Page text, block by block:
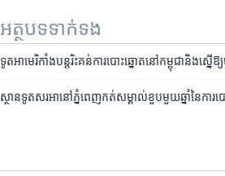
អត្ថបទ​ទាក់ទង
ទូត​អាមេរិកាំង​បន្តរិះគន់​ការបោះឆ្នោត​នៅ​កម្ពុជា​និង​​ស្ន
ស្ថានទូតសរអានៅភ្នំពេញ​​កត់​សម្គាល់​ខួប​មួយ​ឆ្នាំ​នៃ​កា